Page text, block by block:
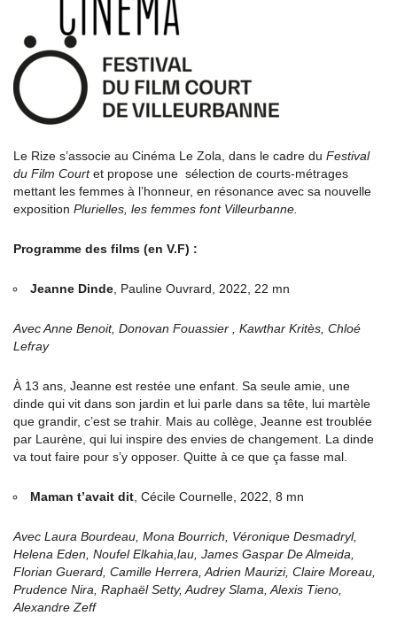
Le Rize s’associe au Cinéma Le Zola, dans le cadre du Festival
du Film Courtet propose une sélection de courts-métrages
mettant les femmes à l’honneur, en résonance avec sa nouvelle
exposition Plurielles, les femmes font Villeurbanne.
Programme des films (en V.F) :
Jeanne Dinde , Pauline Ouvrard, 2022, 22 mn
Avec Anne Benoit, Donovan Fouassier , Kawthar Kritès, Chloé
Lefray
À 13 ans, Jeanne est restée une enfant. Sa seule amie, une
dinde qui vit dans son jardin et lui parle dans sa tête, lui martèle
que grandir, c’est se trahir. Mais au collège, Jeanne est troublée
par Laurène, qui lui inspire des envies de changement. La dinde
va tout faire pour s’y opposer. Quitte à ce que ça fasse mal.
Maman t’avait dit , Cécile Cournelle, 2022, 8 mn
Avec Laura Bourdeau, Mona Bourrich, Véronique Desmadryl,
Helena Eden, Noufel Elkahia,lau, James Gaspar De Almeida,
Florian Guerard, Camille Herrera, Adrien Maurizi, Claire Moreau,
Prudence Nira, Raphaël Setty, Audrey Slama, Alexis Tieno,
Alexandre Zeff